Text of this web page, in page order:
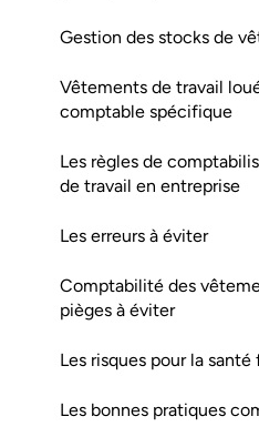
Gestion des stocks de
Vêtements de travail
comptable spécifique
Les règles de
de travail en entreprise
Les erreurs à éviter
Comptabilité des
pièges à éviter
Les risques pour la
Les bonnes pratiques